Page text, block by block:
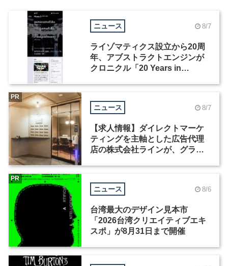
ニュース 8/7
ライゾマティクス設立から20周
年、アブストラクトエンジンが
クロニクル「20 Years in
ニュース 8/7
【求人情報】ダイレクトマーケ
ティングを主軸とした広告代理
店の株式会社ラインが、グラフ
PR
ニュース 8/6
台湾最大のデザイン見本市
「2026台湾クリエイティブエキ
スポ」が8月31日まで開催
PR